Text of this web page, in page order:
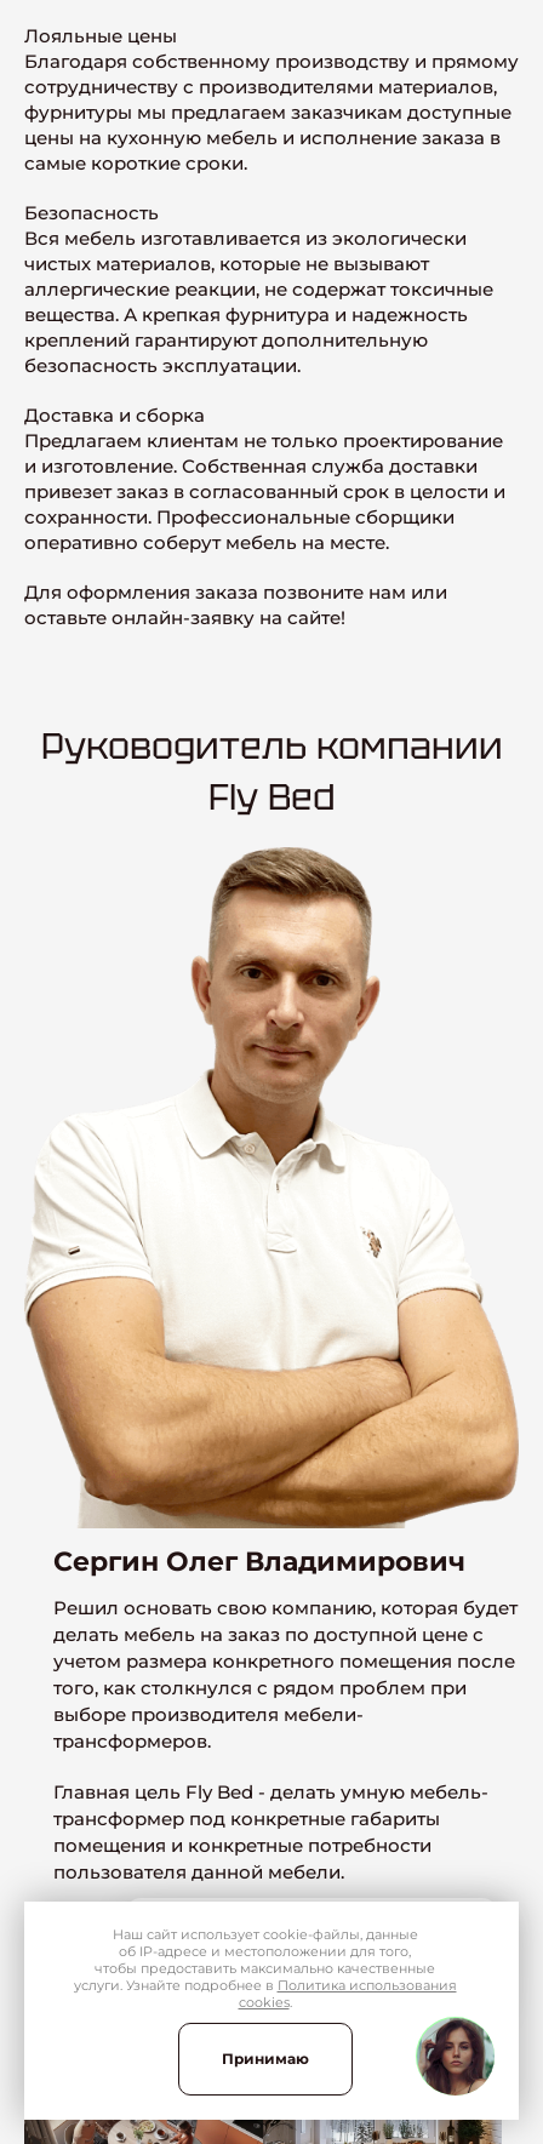
Лояльные цены
Благодаря собственному производству и прямому
сотрудничеству с производителями материалов,
фурнитуры мы предлагаем заказчикам доступные
цены на кухонную мебель и исполнение заказа в
самые короткие сроки.
Безопасность
Вся мебель изготавливается из экологически
чистых материалов, которые не вызывают
аллергические реакции, не содержат токсичные
вещества. А крепкая фурнитура и надежность
креплений гарантируют дополнительную
безопасность эксплуатации.
Доставка и сборка
Предлагаем клиентам не только проектирование
и изготовление. Собственная служба доставки
привезет заказ в согласованный срок в целости и
сохранности. Профессиональные сборщики
оперативно соберут мебель на месте.
Для оформления заказа позвоните нам или
оставьте онлайн-заявку на сайте!
Руководитель компании
Fly Bed
Сергин Олег Владимирович
Решил основать свою компанию, которая будет
делать мебель на заказ по доступной цене с
учетом размера конкретного помещения после
того, как столкнулся с рядом проблем при
выборе производителя мебели-
трансформеров.
Главная цель Fly Bed - делать умную мебель-
трансформер под конкретные габариты
помещения и конкретные потребности
пользователя данной мебели.
Новинка
Выбор покупателей
Наш сайт использует cookie-файлы, данные
об IP-адресе и местоположении для того,
чтобы предоставить максимально качественные
услуги. Узнайте подробнее в Политика использования
cookies.
Принимаю
Хотите, чтобы каждый сантиметр
работал? Напишите, какой у вас
размер ниши — я предложу решение.